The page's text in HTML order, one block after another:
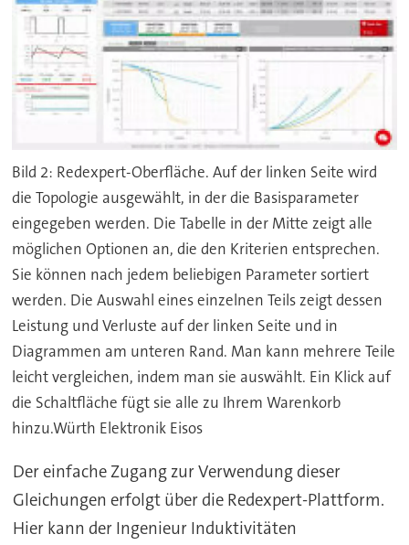
Bild 2: Redexpert-Oberfläche. Auf der linken Seite wird
die Topologie ausgewählt, in der die Basisparameter
eingegeben werden. Die Tabelle in der Mitte zeigt alle
möglichen Optionen an, die den Kriterien entsprechen.
Sie können nach jedem beliebigen Parameter sortiert
werden. Die Auswahl eines einzelnen Teils zeigt dessen
Leistung und Verluste auf der linken Seite und in
Diagrammen am unteren Rand. Man kann mehrere Teile
leicht vergleichen, indem man sie auswählt. Ein Klick auf
die Schaltfläche fügt sie alle zu Ihrem Warenkorb
hinzu.Würth Elektronik Eisos
Der einfache Zugang zur Verwendung dieser
Gleichungen erfolgt über die Redexpert-Plattform.
Hier kann der Ingenieur Induktivitäten